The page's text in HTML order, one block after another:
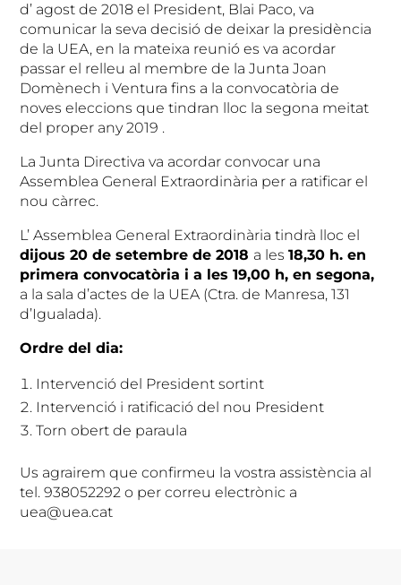
d’ agost de 2018 el President, Blai Paco, va
comunicar la seva decisió de deixar la presidència
de la UEA, en la mateixa reunió es va acordar
passar el relleu al membre de la Junta Joan
Domènech i Ventura fins a la convocatòria de
noves eleccions que tindran lloc la segona meitat
del proper any 2019 .
La Junta Directiva va acordar convocar una
Assemblea General Extraordinària per a ratificar el
nou càrrec.
L’ Assemblea General Extraordinària tindrà lloc el
dijous 20 de setembre de 2018 a les18,30 h. en
primera convocatòria i a les 19,00 h, en segona,
a la sala d’actes de la UEA (Ctra. de Manresa, 131
d’Igualada).
Ordre del dia:
Intervenció del President sortint
Intervenció i ratificació del nou President
Torn obert de paraula
Us agrairem que confirmeu la vostra assistència al
tel. 938052292 o per correu electrònic a
uea@uea.cat